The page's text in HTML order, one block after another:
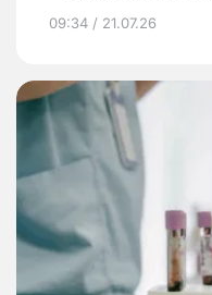
09:34 / 21.07.26